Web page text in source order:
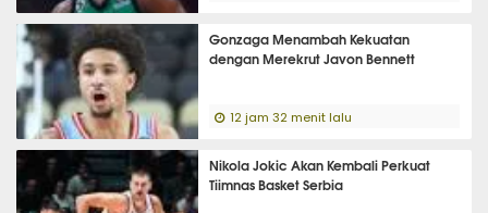
Gonzaga Menambah Kekuatan
dengan Merekrut Javon Bennett
12 jam 32 menit lalu
Nikola Jokic Akan Kembali Perkuat
Tiimnas Basket Serbia